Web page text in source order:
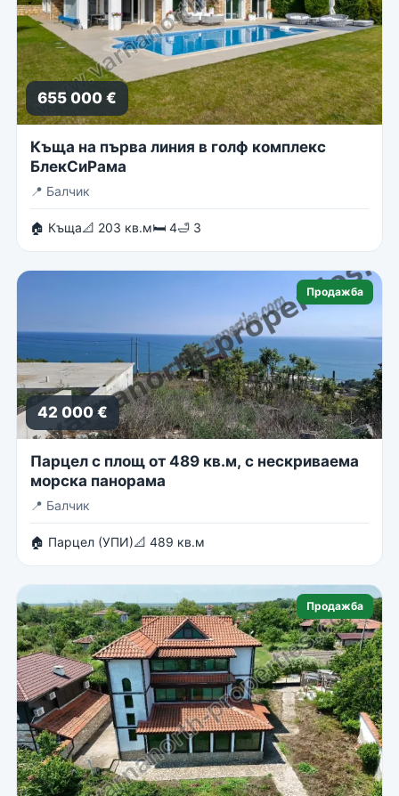
655 000 €
Къща на първа линия в голф комплекс
БлекСиРама
📍 Балчик
🏠 Къща📐 203 кв.м🛏 4🛁 3
Продажба
42 000 €
Парцел с площ от 489 кв.м, с нескриваема
морска панорама
📍 Балчик
🏠 Парцел (УПИ)📐 489 кв.м
Продажба